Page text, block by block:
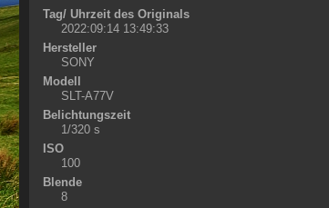
Tag/ Uhrzeit des Originals
2022:09:14 13:49:33
Hersteller
SONY
Modell
SLT-A77V
Belichtungszeit
1/320 s
ISO
100
Blende
8